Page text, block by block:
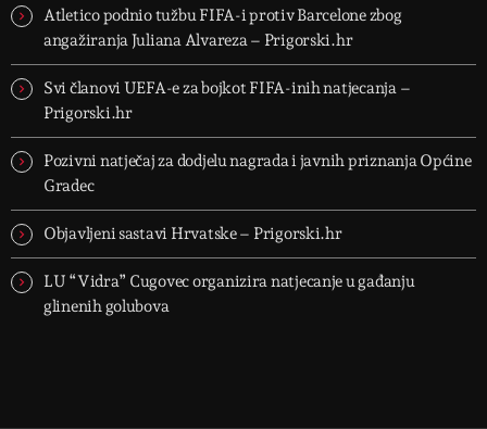
Atletico podnio tužbu FIFA-i protiv Barcelone zbog
angažiranja Juliana Alvareza – Prigorski.hr
Svi članovi UEFA-e za bojkot FIFA-inih natjecanja –
Prigorski.hr
Pozivni natječaj za dodjelu nagrada i javnih priznanja Općine
Gradec
Objavljeni sastavi Hrvatske – Prigorski.hr
LU “Vidra” Cugovec organizira natjecanje u gađanju
glinenih golubova